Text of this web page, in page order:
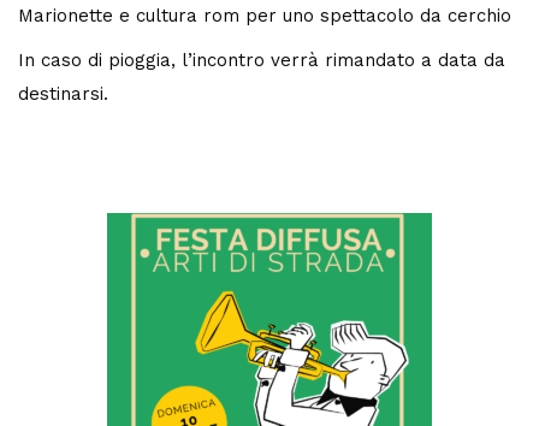
Marionette e cultura rom per uno spettacolo da cerchio
In caso di pioggia, l’incontro verrà rimandato a data da
destinarsi.